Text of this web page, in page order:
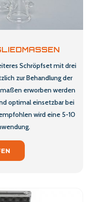
Schröpfset mit drei
zur Behandlung der
erworben werden
optimal einsetzbar bei
wird eine 5-10